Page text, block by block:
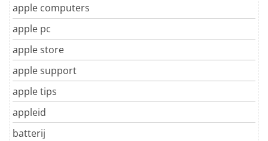
apple computers
apple pc
apple store
apple support
apple tips
appleid
batterij